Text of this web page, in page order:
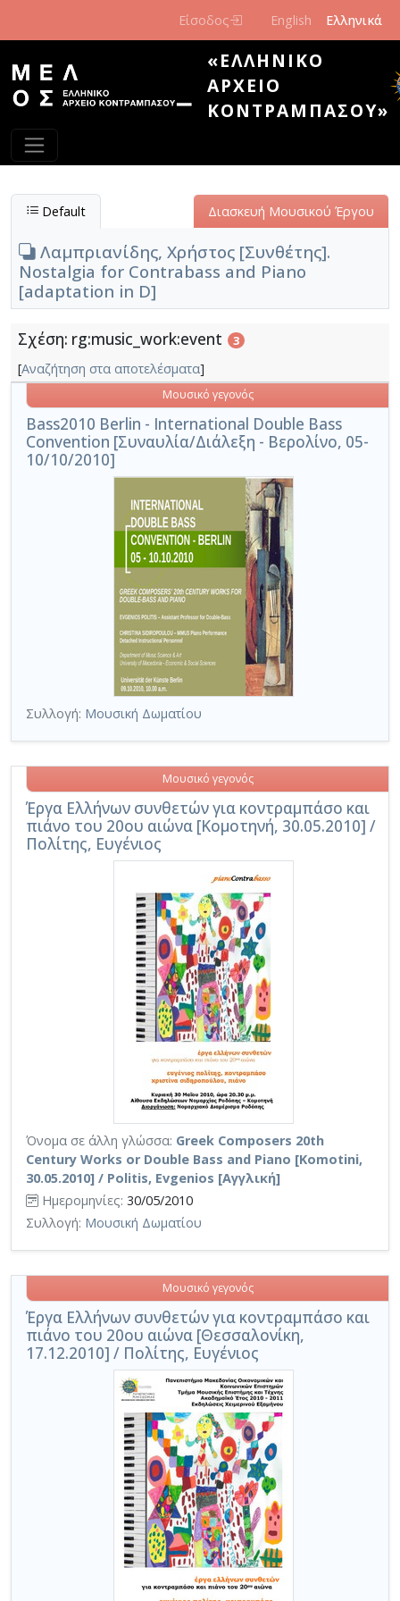
Είσοδος English Ελληνικά
«ΕΛΛΗΝΙΚΌ
ΑΡΧΕΊΟ
ΚΟΝΤΡΑΜΠΆΣΟΥ»
Default Διασκευή Μουσικού Έργου
Λαμπριανίδης, Χρήστος [Συνθέτης].
Nostalgia for Contrabass and Piano
[adaptation in D]
Σχέση: rg:music_work:event 3
[Αναζήτηση στα αποτελέσματα]
Bass2010 Berlin - International Double Bass
Convention [Συναυλία/Διάλεξη - Βερολίνο, 05-
10/10/2010]
Μουσικό γεγονός
Συλλογή: Μουσική Δωματίου
Έργα Ελλήνων συνθετών για κοντραμπάσο και
πιάνο του 20ου αιώνα [Κομοτηνή, 30.05.2010] /
Πολίτης, Ευγένιος
Μουσικό γεγονός
Όνομα σε άλλη γλώσσα: Greek Composers 20th
Century Works or Double Bass and Piano [Komotini,
30.05.2010] / Politis, Evgenios [Αγγλική]
Ημερομηνίες: 30/05/2010
Συλλογή: Μουσική Δωματίου
Έργα Ελλήνων συνθετών για κοντραμπάσο και
πιάνο του 20ου αιώνα [Θεσσαλονίκη,
17.12.2010] / Πολίτης, Ευγένιος
Μουσικό γεγονός